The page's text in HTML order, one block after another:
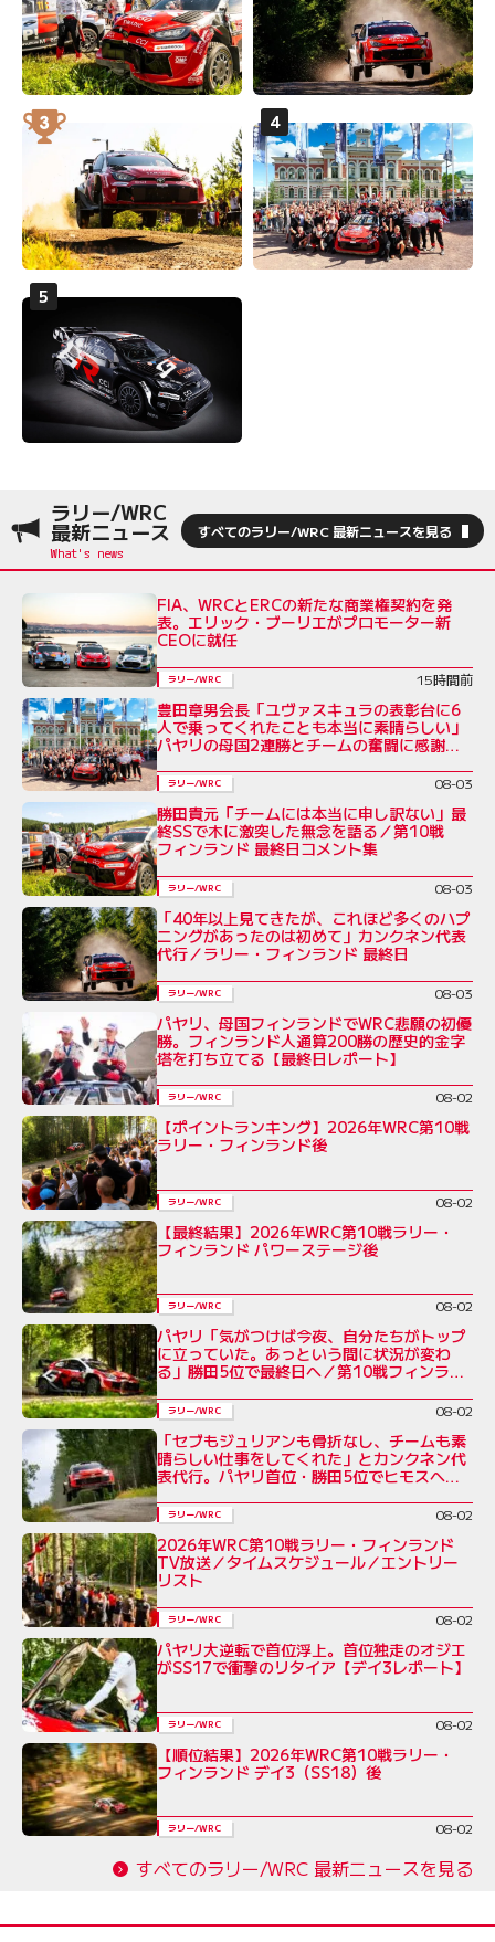
ラリー/WRC
最新ニュース すべてのラリー/WRC 最新ニュースを見る
FIA、WRCとERCの新たな商業権契約を発
表。エリック・ブーリエがプロモーター新
CEOに就任
ラリー/WRC 15時間前
豊田章男会長「ユヴァスキュラの表彰台に6
人で乗ってくれたことも本当に素晴らしい」
パヤリの母国2連勝とチームの奮闘に感謝を
ラリー/WRC 08-03
勝田貴元「チームには本当に申し訳ない」最
終SSで木に激突した無念を語る／第10戦
フィンランド 最終日コメント集
ラリー/WRC 08-03
「40年以上見てきたが、これほど多くのハプ
ニングがあったのは初めて」カンクネン代表
代行／ラリー・フィンランド 最終日
ラリー/WRC 08-03
パヤリ、母国フィンランドでWRC悲願の初優
勝。フィンランド人通算200勝の歴史的金字
塔を打ち立てる【最終日レポート】
ラリー/WRC 08-02
【ポイントランキング】2026年WRC第10戦
ラリー・フィンランド後
ラリー/WRC 08-02
【最終結果】2026年WRC第10戦ラリー・
フィンランド パワーステージ後
ラリー/WRC 08-02
パヤリ「気がつけば今夜、自分たちがトップ
に立っていた。あっという間に状況が変わ
る」勝田5位で最終日へ／第10戦フィンラン
ラリー/WRC 08-02
「セブもジュリアンも骨折なし、チームも素
晴らしい仕事をしてくれた」とカンクネン代
表代行。パヤリ首位・勝田5位でヒモスへ／
ラリー/WRC 08-02
2026年WRC第10戦ラリー・フィンランド
TV放送／タイムスケジュール／エントリー
リスト
ラリー/WRC 08-02
パヤリ大逆転で首位浮上。首位独走のオジエ
がSS17で衝撃のリタイア【デイ3レポート】
ラリー/WRC 08-02
【順位結果】2026年WRC第10戦ラリー・
フィンランド デイ3（SS18）後
ラリー/WRC 08-02
すべてのラリー/WRC 最新ニュースを見る